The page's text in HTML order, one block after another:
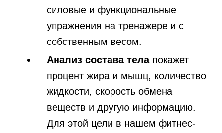
силовые и функциональные
упражнения на тренажере и с
собственным весом.
Анализ состава телапокажет
процент жира и мышц, количество
жидкости, скорость обмена
веществ и другую информацию.
Для этой цели в нашем фитнес-